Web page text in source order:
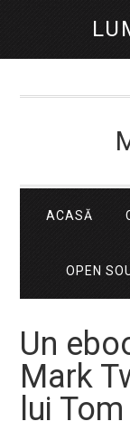
ACASĂ
OPEN
Un
Mark
lui